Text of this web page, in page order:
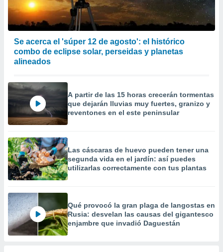
de
un
o acceder
perfiles
utilizar
crear un
uso de
contenido
medir el
de la
el
del
Se acerca el 'súper 12 de agosto': el histórico
combo de eclipse solar, perseidas y planetas
alineados
A partir de las 15 horas crecerán tormentas
que dejarán lluvias muy fuertes, granizo y
reventones en el este peninsular
Las cáscaras de huevo pueden tener una
segunda vida en el jardín: así puedes
utilizarlas correctamente con tus plantas
Qué provocó la gran plaga de langostas en
Rusia: desvelan las causas del gigantesco
enjambre que invadió Daguestán